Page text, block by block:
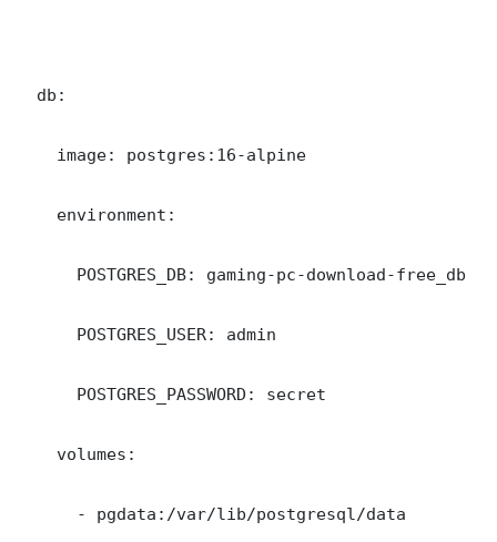
  db:
    image: postgres:16-alpine
    environment:
      POSTGRES_DB: gaming-pc-download-free_db
      POSTGRES_USER: admin
      POSTGRES_PASSWORD: secret
    volumes:
      - pgdata:/var/lib/postgresql/data